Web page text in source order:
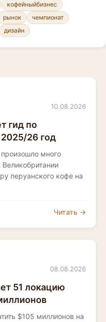
кофейныйбизнес
рынок
чемпионат
дизайн
10.08.2026
гид по
26 год
много
Великобритании
перуанского кофе на
Читать →
08.08.2026
51 локацию
$105 миллионов на